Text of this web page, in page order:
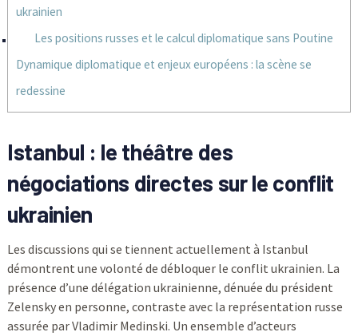
ukrainien
Les positions russes et le calcul diplomatique sans Poutine
Dynamique diplomatique et enjeux européens : la scène se
redessine
Istanbul : le théâtre des
négociations directes sur le conflit
ukrainien
Les discussions qui se tiennent actuellement à Istanbul
démontrent une volonté de débloquer le conflit ukrainien. La
présence d’une délégation ukrainienne, dénuée du président
Zelensky en personne, contraste avec la représentation russe
assurée par Vladimir Medinski. Un ensemble d’acteurs